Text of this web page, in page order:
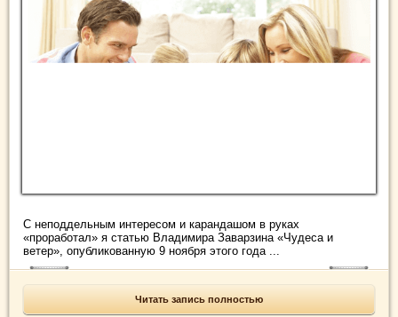
С неподдельным интересом и карандашом в руках
«проработал» я статью Владимира Заварзина «Чудеса и
ветер», опубликованную 9 ноября этого года ...
Читать запись полностью